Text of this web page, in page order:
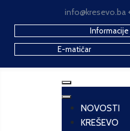
info@kresevo.ba
E-matičar
NOVOSTI
KREŠEVO